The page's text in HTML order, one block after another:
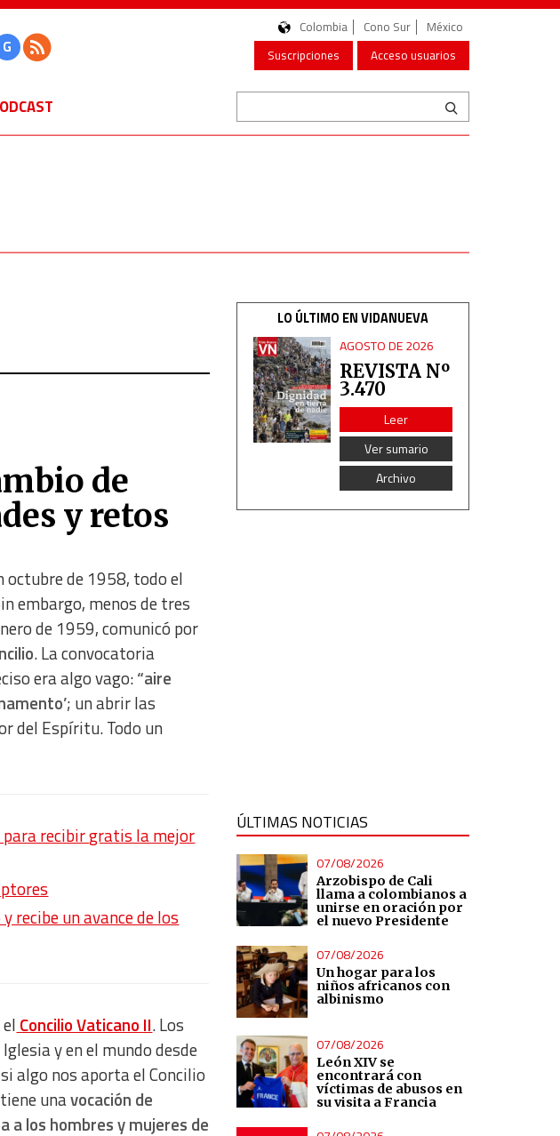
G
Colombia Cono Sur
México
Suscripciones
Acceso usuarios
de
y retos
octubre de 1958, todo el
embargo, menos de tres
de 1959, comunicó por
. La convocatoria
era algo vago:“aire
; un abrir las
del Espíritu. Todo un
para recibir gratis la mejor
recibe un avance de los
Concilio Vaticano II. Los
y en el mundo desde
algo nos aporta el Concilio
unavocación de
a los hombres y mujeres de
LO ÚLTIMO EN VIDANUEVA
AGOSTO DE 2026
REVISTA Nº
3.470
Leer
Ver sumario
Archivo
ÚLTIMAS NOTICIAS
07/08/2026
Arzobispo de Cali
llama a colombianos a
unirse en oración por
el nuevo Presidente
07/08/2026
Un hogar para los
niños africanos con
albinismo
07/08/2026
León XIV se
encontrará con
víctimas de abusos en
su visita a Francia